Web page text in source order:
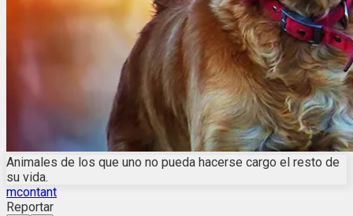
Animales de los que uno no pueda hacerse cargo el resto de
su vida.
mcontant
Reportar